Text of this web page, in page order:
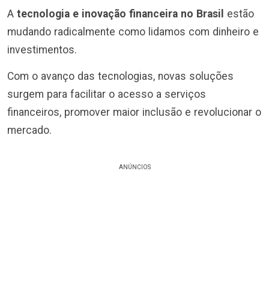
A tecnologia e inovação financeira no Brasil estão
mudando radicalmente como lidamos com dinheiro e
investimentos.
Com o avanço das tecnologias, novas soluções
surgem para facilitar o acesso a serviços
financeiros, promover maior inclusão e revolucionar o
mercado.
ANÚNCIOS